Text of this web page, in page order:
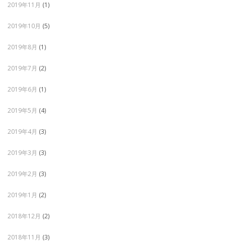
2019年11月 (1)
2019年10月 (5)
2019年8月 (1)
2019年7月 (2)
2019年6月 (1)
2019年5月 (4)
2019年4月 (3)
2019年3月 (3)
2019年2月 (3)
2019年1月 (2)
2018年12月 (2)
2018年11月 (3)